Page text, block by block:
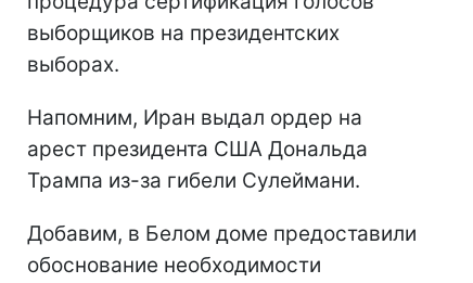
выборщиков на президентских
выборах.
Напомним, Иран выдал ордер на
арест президента США Дональда
Трампа из-за гибели Сулеймани.
Добавим, в Белом доме предоставили
обоснование необходимости